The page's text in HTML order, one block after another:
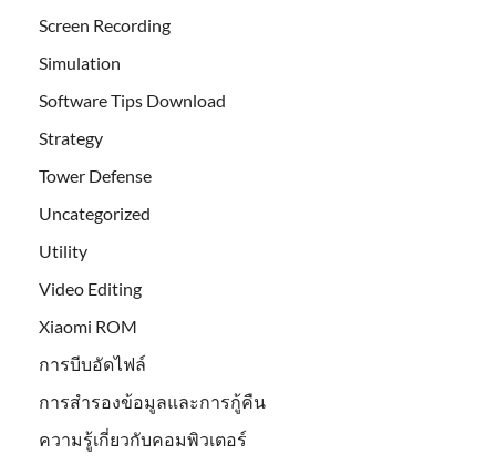
Screen Recording
Simulation
Software Tips Download
Strategy
Tower Defense
Uncategorized
Utility
Video Editing
Xiaomi ROM
การบีบอัดไฟล์
การสำรองข้อมูลและการกู้คืน
ความรู้เกี่ยวกับคอมพิวเตอร์